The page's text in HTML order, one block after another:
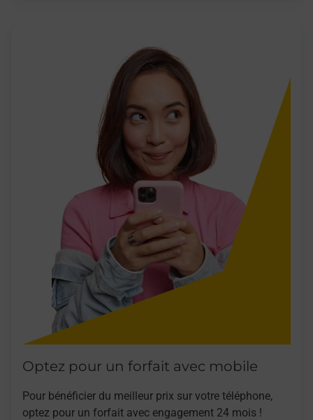
Optez pour un forfait avec mobile
Pour bénéficier du meilleur prix sur votre téléphone,
optez pour un forfait avec engagement 24 mois !